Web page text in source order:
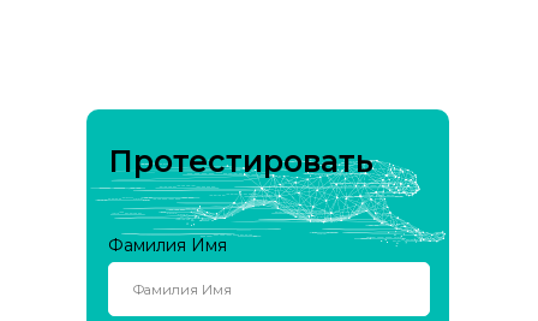
Фамилия Имя
Протестировать